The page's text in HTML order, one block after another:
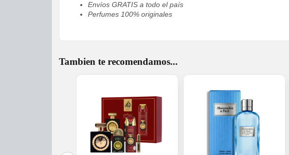
Envíos GRATIS a todo el país
Perfumes 100% originales
Tambien te recomendamos...